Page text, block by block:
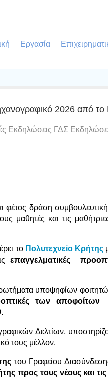
Εργασία
2026 από το
Εκδηλώσεις ΓΔΣ
φέτος δράση
μαθητές και τις
το Πολυτεχνείο Κρήτης
επαγγελματικές
υποψηφίων
των
Δελτίων,
τους μέλλον.
του Γραφείου
προς τους νέους και τις